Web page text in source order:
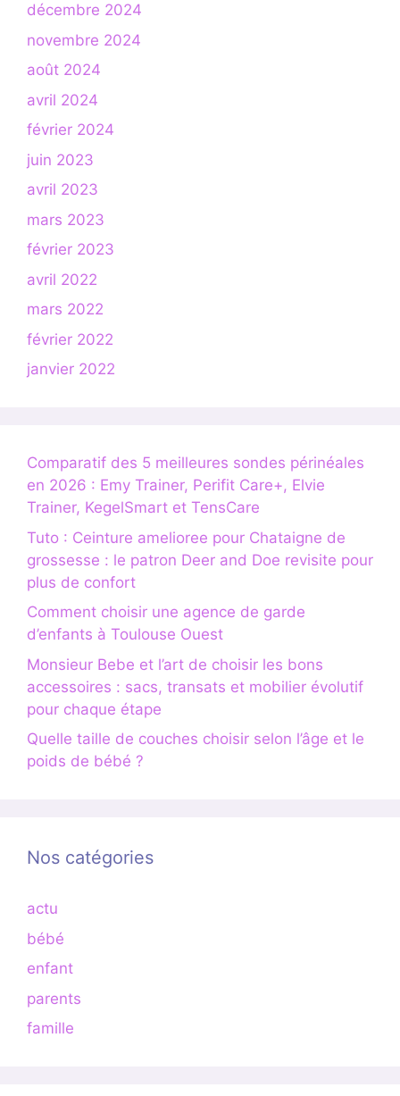
décembre 2024
novembre 2024
août 2024
avril 2024
février 2024
juin 2023
avril 2023
mars 2023
février 2023
avril 2022
mars 2022
février 2022
janvier 2022
Comparatif des 5 meilleures sondes périnéales
en 2026 : Emy Trainer, Perifit Care+, Elvie
Trainer, KegelSmart et TensCare
Tuto : Ceinture amelioree pour Chataigne de
grossesse : le patron Deer and Doe revisite pour
plus de confort
Comment choisir une agence de garde
d’enfants à Toulouse Ouest
Monsieur Bebe et l’art de choisir les bons
accessoires : sacs, transats et mobilier évolutif
pour chaque étape
Quelle taille de couches choisir selon l’âge et le
poids de bébé ?
Nos catégories
actu
bébé
enfant
parents
famille